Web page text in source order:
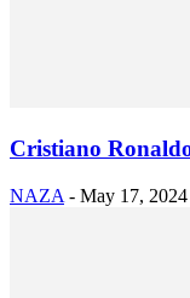
Cristiano
NAZA - May 17, 2024